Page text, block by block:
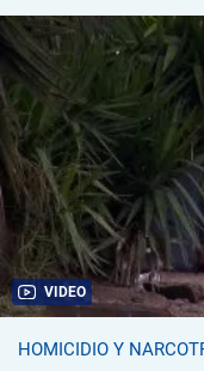
VIDEO
HOMICIDIO Y